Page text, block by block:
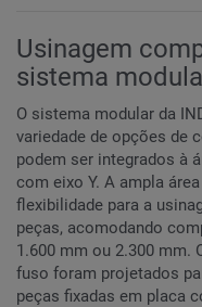
Usinagem
sistema
O sistema modular da
variedade de opções de
podem ser integrados à
com eixo Y. A ampla
flexibilidade para a
peças, acomodando
1.600 mm ou 2.300 mm.
fuso foram projetados
peças fixadas em placa